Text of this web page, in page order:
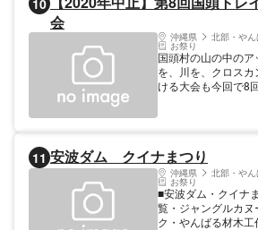
10
会
沖縄県 北部・やん
お祭り
国頭村の山の中の
を、川を、クロス
ける大会も今回で8
11 安波ダム クイナまつり
沖縄県 北部・やん
お祭り
■安波ダム・クイナ
覧・ジャングルカ
ク・やんばる材木